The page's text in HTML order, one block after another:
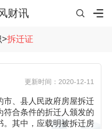
财讯
>拆迁证
更新时间：2020-12-11
市、县人民政府房屋拆迁
符合条件的折迁人颁发的
。其中，应载明被拆迁房